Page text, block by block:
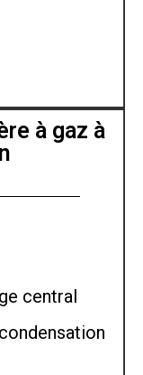
à gaz à
central